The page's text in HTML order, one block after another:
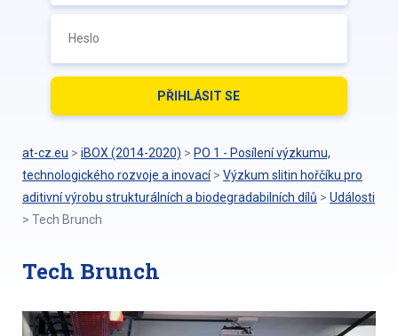
at-cz.eu > iBOX (2014-2020) > PO 1 - Posílení výzkumu,
technologického rozvoje a inovací > Výzkum slitin hořčíku pro
aditivní výrobu strukturálních a biodegradabilních dílů > Události
> Tech Brunch
Tech Brunch